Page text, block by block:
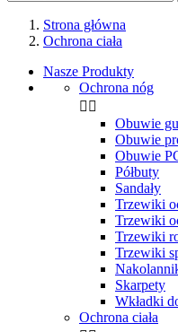
Strona główna
Ochrona ciała
Nasze Produkty
Ochrona nóg
 
Obuwie
Obuwie
Obuwie
Półbuty
Sandały
Trzewiki
Trzewiki
Trzewiki
Trzewiki
Skarpety
Wkładki
Ochrona ciała